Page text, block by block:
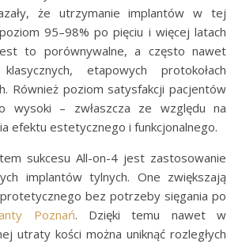
że utrzymanie implantów w tej
95–98% po pięciu i więcej latach
to porównywalne, a często nawet
etapowych protokołach
Również poziom satysfakcji pacjentów
wysoki – zwłaszcza ze względu na
efektu estetycznego i funkcjonalnego.
sukcesu All-on-4 jest zastosowanie
implantów tylnych. One zwiększają
bez potrzeby sięgania po
Poznań. Dzięki temu nawet w
utraty kości można uniknąć rozległych